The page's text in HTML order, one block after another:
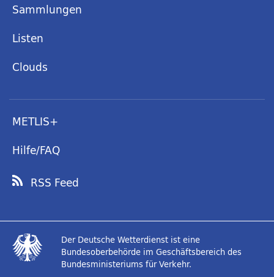
Sammlungen
Listen
Clouds
METLIS+
Hilfe/FAQ
RSS Feed
Der Deutsche Wetterdienst ist eine
Bundesoberbehörde im Geschäftsbereich des
Bundesministeriums für Verkehr.